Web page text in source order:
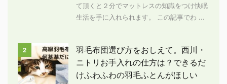
て頂くと２分でマットレスの知識をつけ快眠
生活を手に入れられます。 この記事でわ ...
2
羽毛布団選び方をおしえて。西川・
ニトリお手入れの仕方は？できるだ
けふわふわの羽毛ふとんがほしい